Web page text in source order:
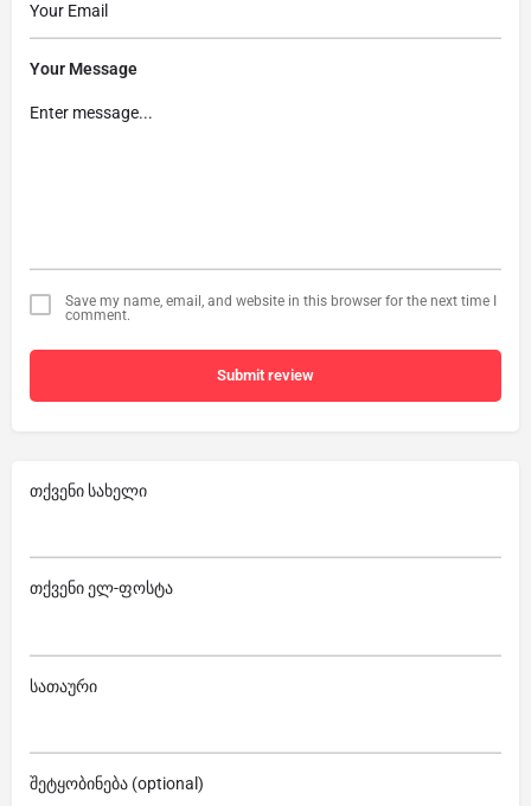
Your Message
Save my name, email, and website in this browser for the next time I
comment.
Submit review
თქვენი სახელი
თქვენი ელ-ფოსტა
სათაური
შეტყობინება (optional)